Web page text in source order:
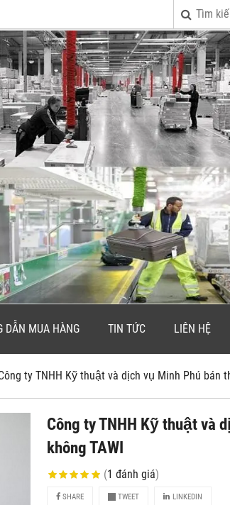
DẪN MUA HÀNG TIN TỨC LIÊN HỆ
ty TNHH Kỹ thuật và dịch vụ Minh Phú bán
Công ty TNHH Kỹ thuật và
không TAWI
(1đánh giá)
SHARE TWEET LINKEDIN